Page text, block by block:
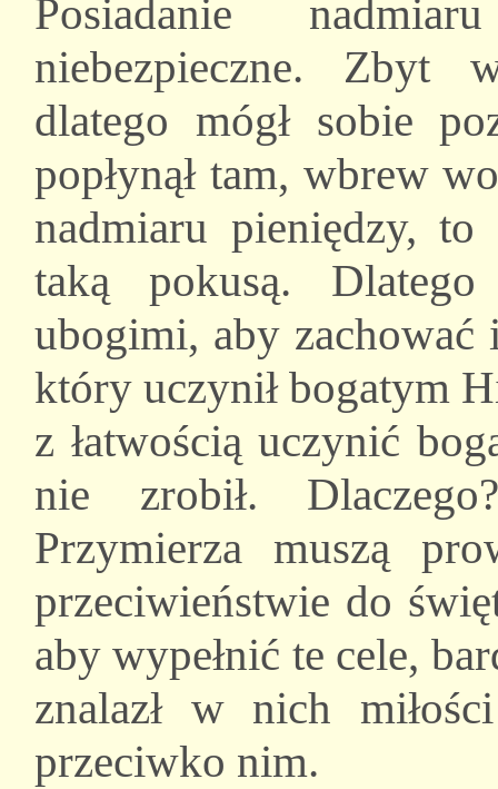
Posiadanie
niebezpieczne. Zbyt
dlatego mógł sobie
popłynął tam, wbrew
nadmiaru pieniędzy,
taką pokusą. Dlatego
ubogimi, aby
który uczynił bogatym
z łatwością uczynić
nie zrobił.
Przymierza muszą
przeciwieństwie do
aby wypełnić te cele,
znalazł w nich
przeciwko nim.